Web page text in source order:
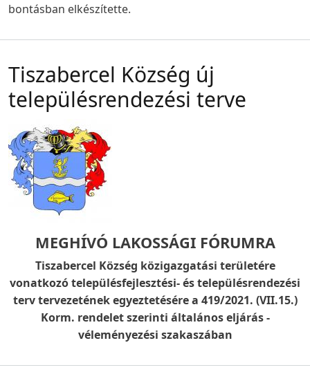
bontásban elkészítette.
Tiszabercel Község új
településrendezési terve
MEGHÍVÓ LAKOSSÁGI FÓRUMRA
Tiszabercel Község közigazgatási területére
vonatkozó településfejlesztési- és településrendezési
terv tervezetének egyeztetésére a 419/2021. (VII.15.)
Korm. rendelet szerinti általános eljárás -
véleményezési szakaszában